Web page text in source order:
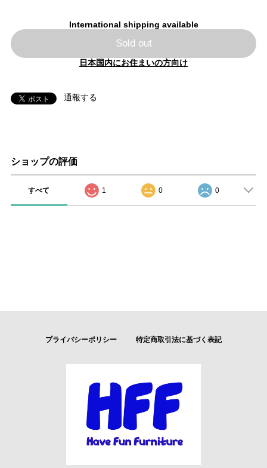
International shipping available
Sold out
日本国内にお住まいの方向け
通報する
ショップの評価
すべて 1 0 0
プライバシーポリシー 特定商取引法に基づく表記